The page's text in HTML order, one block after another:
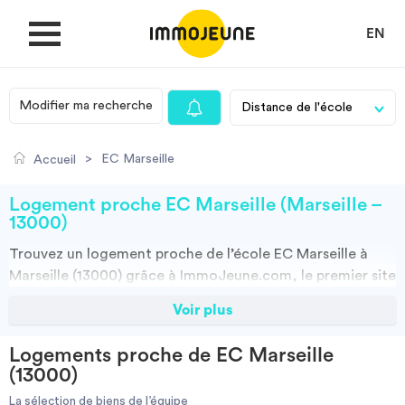
EN
MON COMPTE
Je cherche un logement
Villes
Modifier ma recherche
Accueil > EC Marseille
Logement proche EC Marseille (Marseille –
13000)
Trouvez un logement proche de l’école EC Marseille à
Marseille (13000) grâce à ImmoJeune.com, le premier site
locations proches de l’EC Marseille : résidences
colocations. Vous avez tous les choix.
Vous pouvez faire votre recherche en fonction du type de bien à louer,
de la surface, et/ou de la distance des logements proposés par
Voir plus
Logements proche de EC Marseille
(13000)
La sélection de biens de l’équipe